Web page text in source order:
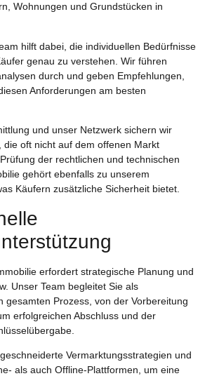
Wohnungen undGrundstücken in
hilft dabei, die individuellen Bedürfnisse
genau zu verstehen. Wir führen
durch und geben Empfehlungen,
Anforderungen am besten
und unser Netzwerk sichern wir
die oft nicht auf dem offenen Markt
der rechtlichen und technischen
gehört ebenfalls zu unserem
Käufern zusätzliche Sicherheit bietet.
erfordert strategische Planung und
Unser Team begleitet Sie als
gesamten Prozess, von der Vorbereitung
erfolgreichen Abschluss und der
Vermarktungsstrategien und
als auch Offline-Plattformen , um eine